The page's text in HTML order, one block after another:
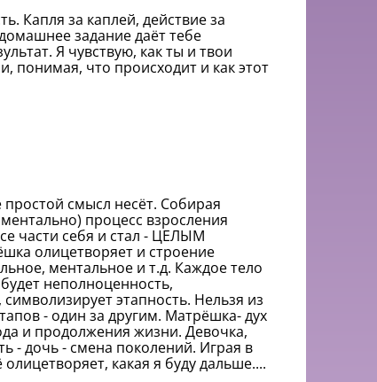
Капля за каплей, действие за
задание даёт тебе
Я чувствую, как ты и твои
понимая, что происходит и как этот
смысл несёт. Собирая
процесс взросления
части себя и стал - ЦЕЛЫМ
олицетворяет и строение
ментальное и т.д. Каждое тело
неполноценность,
этапность. Нельзя из
- один за другим. Матрёшка- дух
и продолжения жизни. Девочка,
- дочь - смена поколений. Играя в
какая я буду дальше....